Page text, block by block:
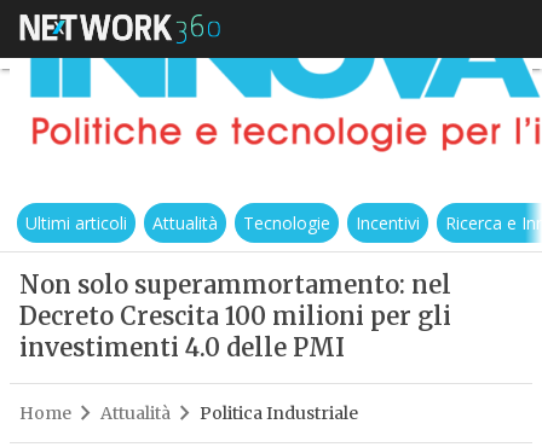
Ultimi articoli Attualità Tecnologie Incentivi Ricerca e
Non solo superammortamento: nel
Decreto Crescita 100 milioni per gli
investimenti 4.0 delle PMI
Home Attualità Politica Industriale